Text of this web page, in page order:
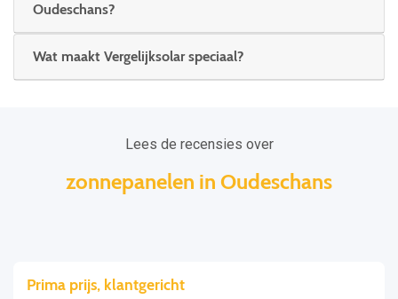
Oudeschans?
Wat maakt Vergelijksolar speciaal?
Lees de recensies over
zonnepanelen in Oudeschans
Prima prijs, klantgericht